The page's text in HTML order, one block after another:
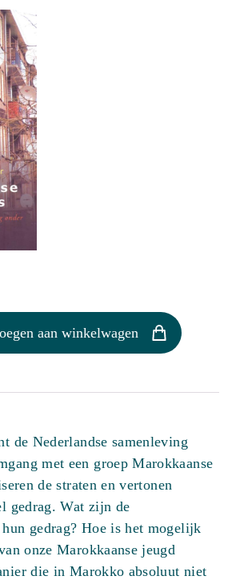
aan winkelwagen
de Nederlandse samenleving
met een groep Marokkaanse
de straten en vertonen
gedrag. Wat zijn de
gedrag? Hoe is het mogelijk
onze Marokkaanse jeugd
die in Marokko absoluut niet